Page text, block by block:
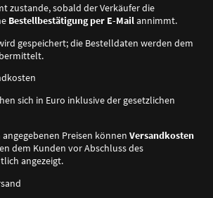
zustande, sobald der Verkäufer die
Bestellbestätigung per E-Mailannimmt.
gespeichert; die Bestelldaten werden dem
sich in Euro inklusive der gesetzlichen
Preisen können Versandkosten
dem Kunden vor Abschluss des
angezeigt.